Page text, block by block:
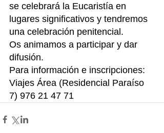
se celebrará la Eucaristía en
lugares significativos y tendremos
una celebración penitencial.
Os animamos a participar y dar
difusión.
Para información e inscripciones:
Viajes Área (Residencial Paraíso
7) 976 21 47 71